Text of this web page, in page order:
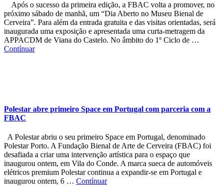
Após o sucesso da primeira edição, a FBAC volta a promover, no
próximo sábado de manhã, um “Dia Aberto no Museu Bienal de
Cerveira”. Para além da entrada gratuita e das visitas orientadas, será
inaugurada uma exposição e apresentada uma curta-metragem da
APPACDM de Viana do Castelo. No âmbito do 1º Ciclo de …
Contínuar
Polestar abre primeiro Space em Portugal com parceria com a
FBAC
A Polestar abriu o seu primeiro Space em Portugal, denominado
Polestar Porto. A Fundação Bienal de Arte de Cerveira (FBAC) foi
desafiada a criar uma intervenção artística para o espaço que
inaugurou ontem, em Vila do Conde. A marca sueca de automóveis
elétricos premium Polestar continua a expandir-se em Portugal e
inaugurou ontem, 6 … Contínuar